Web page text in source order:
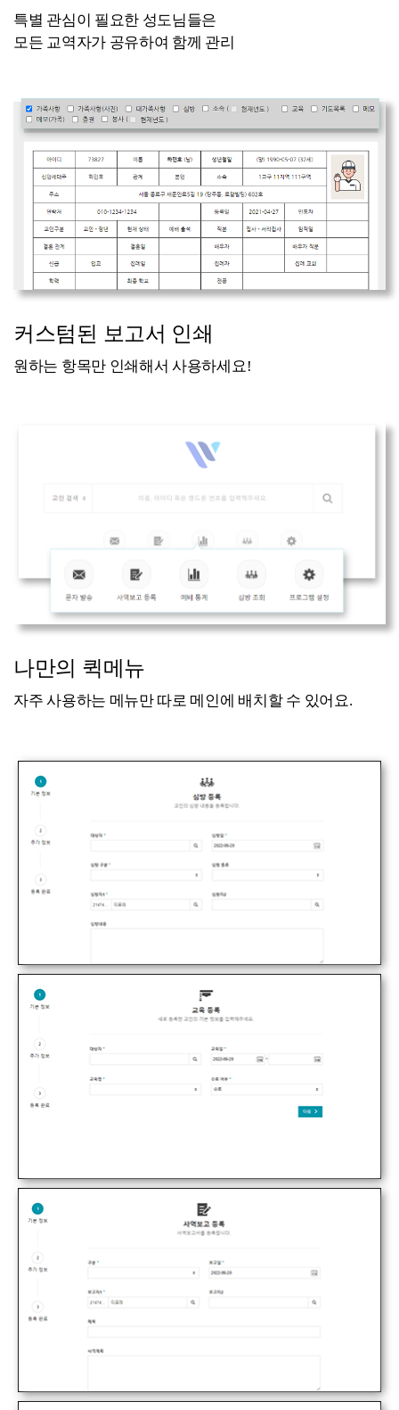
특별 관심이 필요한 성도님들은
모든 교역자가 공유하여 함께 관리
커스텀된 보고서 인쇄
원하는 항목만 인쇄해서 사용하세요!
나만의 퀵메뉴
자주 사용하는 메뉴만 따로 메인에 배치할 수 있어요.